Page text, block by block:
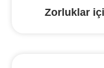
Zorluklar